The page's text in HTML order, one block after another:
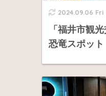
2024.09.06 Fri
「福井市観
恐竜スポット